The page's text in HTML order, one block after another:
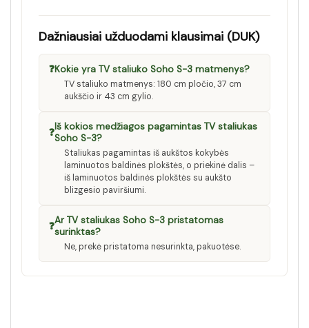
Dažniausiai užduodami klausimai (DUK)
❓Kokie yra TV staliuko Soho S-3 matmenys?
TV staliuko matmenys: 180 cm pločio, 37 cm
aukščio ir 43 cm gylio.
❓Iš kokios medžiagos pagamintas TV staliukas
Soho S-3?
Staliukas pagamintas iš aukštos kokybės
laminuotos baldinės plokštės, o priekinė dalis –
iš laminuotos baldinės plokštės su aukšto
blizgesio paviršiumi.
❓Ar TV staliukas Soho S-3 pristatomas
surinktas?
Ne, prekė pristatoma nesurinkta, pakuotėse.